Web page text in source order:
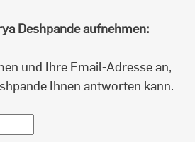
Deshpande aufnehmen:
und Ihre Email-Adresse an,
Ihnen antworten kann.